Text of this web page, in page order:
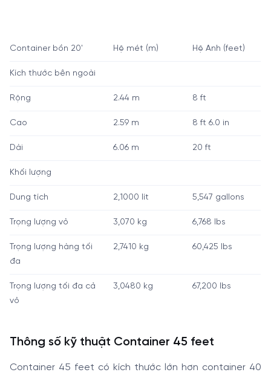
Container bồn 20' Hệ mét (m) Hệ Anh (feet)
Kích thước bên ngoài
Rộng 2.44 m 8 ft
Cao 2.59 m 8 ft 6.0 in
Dài 6.06 m 20 ft
Khối lượng
Dung tích 2,1000 lít 5,547 gallons
Trọng lượng vỏ 3,070 kg 6,768 lbs
Trọng lượng hàng tối
đa
2,7410 kg 60,425 lbs
Trọng lượng tối đa cả
vỏ
3,0480 kg 67,200 lbs
Thông số kỹ thuật Container 45 feet
Container 45 feet có kích thước lớn hơn container 40